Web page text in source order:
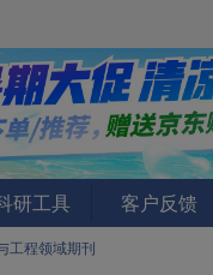
研工具 客户反馈
工程领域期刊